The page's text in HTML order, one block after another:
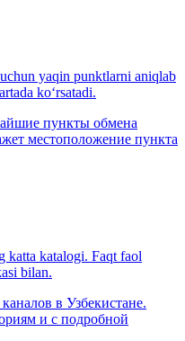
yaqin punktlarni aniqlab
ko‘rsatadi.
пункты обмена
местоположение пункта
katta katalogi. Faqt faol
bilan.
в Узбекистане.
и с подробной